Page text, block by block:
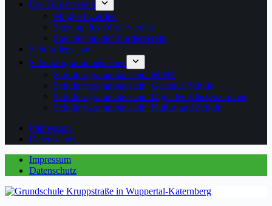
Der Förderverein
Mitglied werden
Satzung des Fördervereins
Spenden an den Förderverein
Schulpflegschaft
Schulprogrammbausteine
Schulprogrammbaustein: MINT
Schulprogrammbaustein: Gesunde Schule
Schulprogrammbaustein: Digitales Klassenzimmer
Schulprogrammbaustein: Kultur und Schule
Impressum
Datenschutz
Impressum
Datenschutz